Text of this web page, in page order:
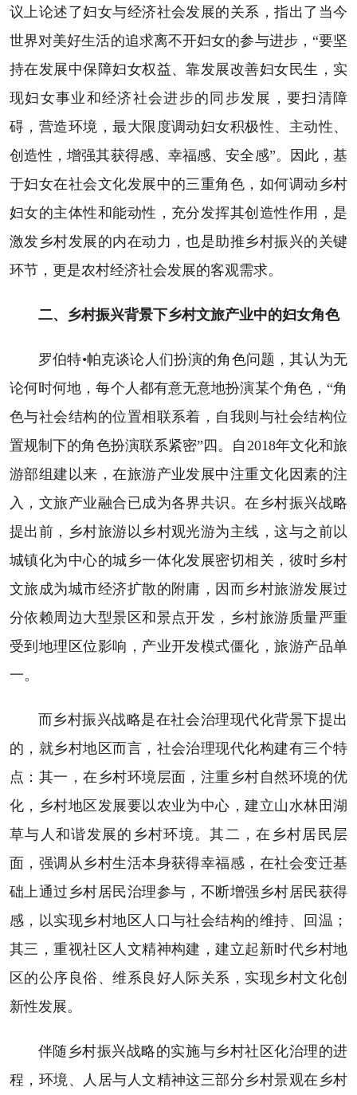
议上论述了妇女与经济社会发展的关系，指出了当今
世界对美好生活的追求离不开妇女的参与进步，“要坚
持在发展中保障妇女权益、靠发展改善妇女民生，实
现妇女事业和经济社会进步的同步发展，要扫清障
碍，营造环境，最大限度调动妇女积极性、主动性、
创造性，增强其获得感、幸福感、安全感”。因此，基
于妇女在社会文化发展中的三重角色，如何调动乡村
妇女的主体性和能动性，充分发挥其创造性作用，是
激发乡村发展的内在动力，也是助推乡村振兴的关键
环节，更是农村经济社会发展的客观需求。
二、乡村振兴背景下乡村文旅产业中的妇女角色
罗伯特•帕克谈论人们扮演的角色问题，其认为无
论何时何地，每个人都有意无意地扮演某个角色，“角
色与社会结构的位置相联系着，自我则与社会结构位
置规制下的角色扮演联系紧密”四。自2018年文化和旅
游部组建以来，在旅游产业发展中注重文化因素的注
入，文旅产业融合已成为各界共识。在乡村振兴战略
提出前，乡村旅游以乡村观光游为主线，这与之前以
城镇化为中心的城乡一体化发展密切相关，彼时乡村
文旅成为城市经济扩散的附庸，因而乡村旅游发展过
分依赖周边大型景区和景点开发，乡村旅游质量严重
受到地理区位影响，产业开发模式僵化，旅游产品单
一。
而乡村振兴战略是在社会治理现代化背景下提出
的，就乡村地区而言，社会治理现代化构建有三个特
点：其一，在乡村环境层面，注重乡村自然环境的优
化，乡村地区发展要以农业为中心，建立山水林田湖
草与人和谐发展的乡村环境。其二，在乡村居民层
面，强调从乡村生活本身获得幸福感，在社会变迁基
础上通过乡村居民治理参与，不断增强乡村居民获得
感，以实现乡村地区人口与社会结构的维持、回温；
其三，重视社区人文精神构建，建立起新时代乡村地
区的公序良俗、维系良好人际关系，实现乡村文化创
新性发展。
伴随乡村振兴战略的实施与乡村社区化治理的进
程，环境、人居与人文精神这三部分乡村景观在乡村